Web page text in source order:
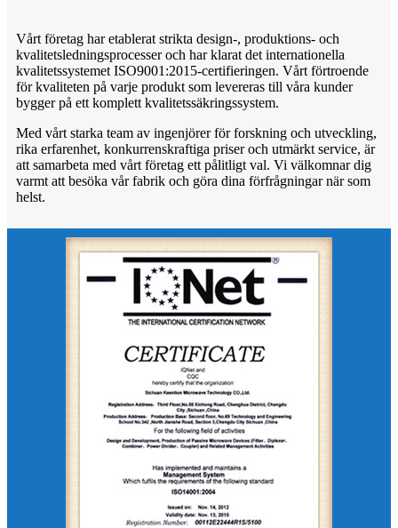
Vårt företag har etablerat strikta design-, produktions- och
kvalitetsledningsprocesser och har klarat det internationella
kvalitetssystemet ISO9001:2015-certifieringen. Vårt förtroende
för kvaliteten på varje produkt som levereras till våra kunder
bygger på ett komplett kvalitetssäkringssystem.
Med vårt starka team av ingenjörer för forskning och utveckling,
rika erfarenhet, konkurrenskraftiga priser och utmärkt service, är
att samarbeta med vårt företag ett pålitligt val. Vi välkomnar dig
varmt att besöka vår fabrik och göra dina förfrågningar när som
helst.